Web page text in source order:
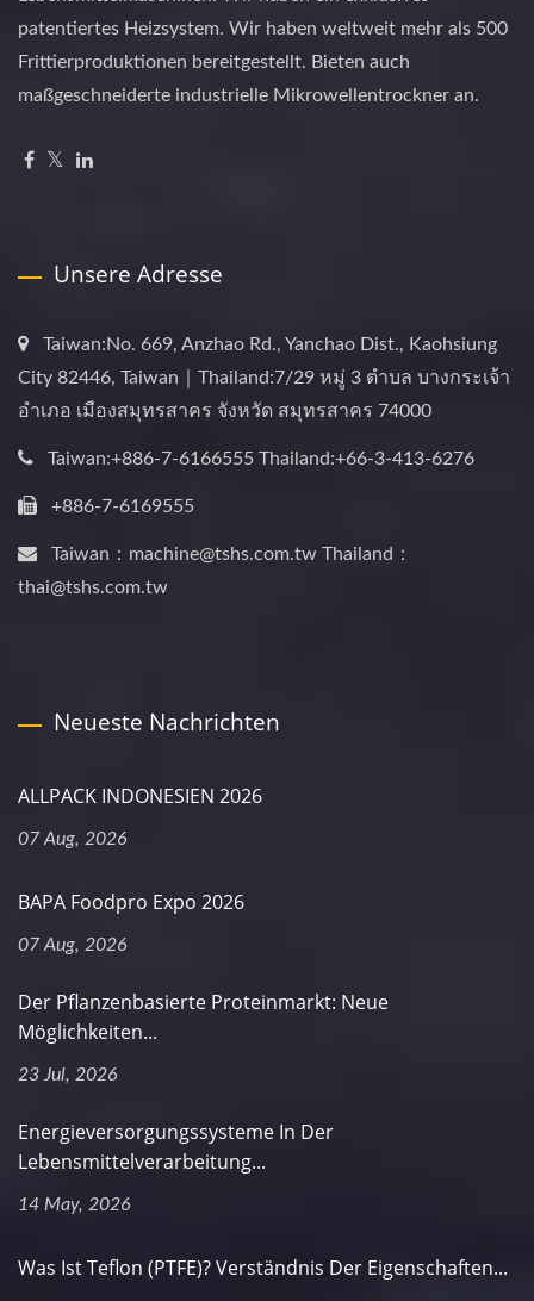
patentiertes Heizsystem. Wir haben weltweit mehr als 500
Frittierproduktionen bereitgestellt. Bieten auch
maßgeschneiderte industrielle Mikrowellentrockner an.
Unsere Adresse
Taiwan:No. 669, Anzhao Rd., Yanchao Dist., Kaohsiung
City 82446, Taiwan｜Thailand:7/29 หมู่ 3 ตำบล บางกระเจ้า
อำเภอ เมืองสมุทรสาคร จังหวัด สมุทรสาคร 74000
Taiwan:+886-7-6166555 Thailand:+66-3-413-6276
+886-7-6169555
Taiwan：machine@tshs.com.tw Thailand：
thai@tshs.com.tw
Neueste Nachrichten
ALLPACK INDONESIEN 2026
07 Aug, 2026
BAPA Foodpro Expo 2026
07 Aug, 2026
Der Pflanzenbasierte Proteinmarkt: Neue
Möglichkeiten...
23 Jul, 2026
Energieversorgungssysteme In Der
Lebensmittelverarbeitung...
14 May, 2026
Was Ist Teflon (PTFE)? Verständnis Der Eigenschaften...